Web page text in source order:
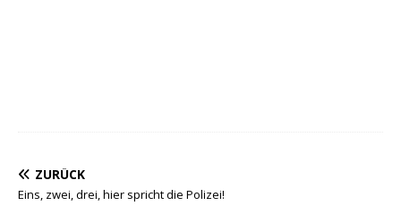
ZURÜCK
Eins, zwei, drei, hier spricht die Polizei!